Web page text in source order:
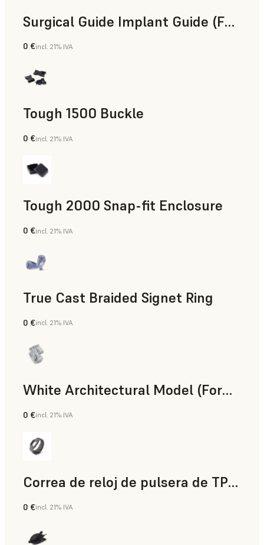
Surgical Guide Implant Guide (Form 4)
Odontología
0 €incl. 21% IVA
Tough 1500 Buckle
Ingeniería
0 €incl. 21% IVA
Tough 2000 Snap-fit Enclosure
Ingeniería
0 €incl. 21% IVA
True Cast Braided Signet Ring
Joyería
0 €incl. 21% IVA
White Architectural Model (Form 4)
Estándar
0 €incl. 21% IVA
Correa de reloj de pulsera de TPU 90A Powder
Polvo para SLS
0 €incl. 21% IVA